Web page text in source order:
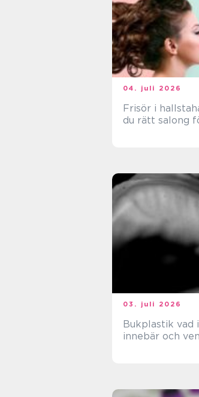
04. juli 2026
Frisör i
du rätt salong
03. juli 2026
Bukplastik vad ingreppet
innebär och